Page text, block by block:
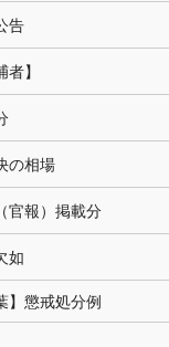
告
】
の相場
官報）掲載分
如
】懲戒処分例